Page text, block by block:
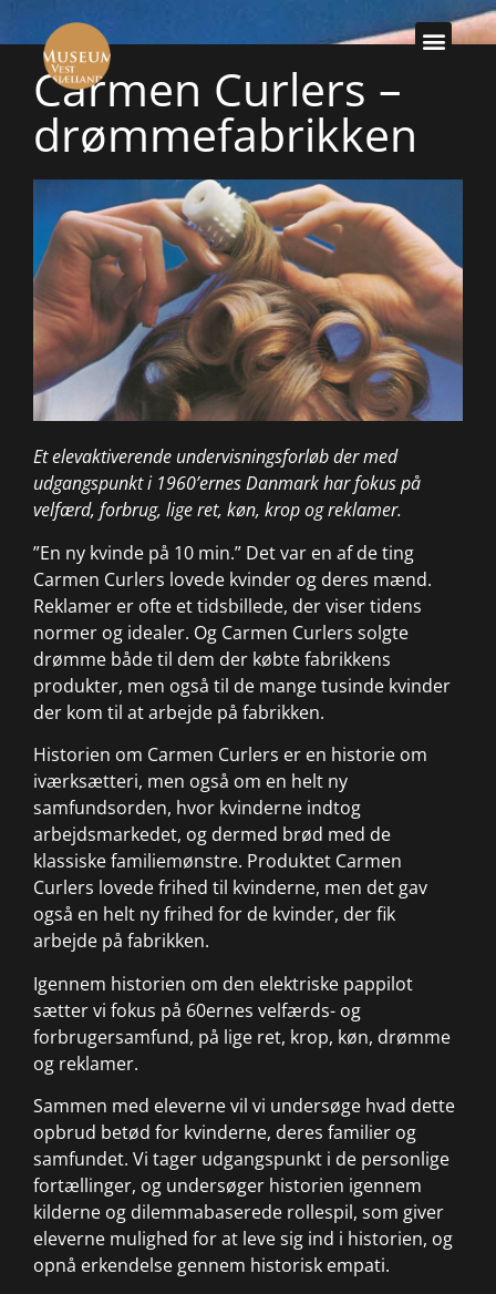
Carmen Curlers –
drømmefabrikken
Et elevaktiverende undervisningsforløb der med
udgangspunkt i 1960’ernes Danmark har fokus på
velfærd, forbrug, lige ret, køn, krop og reklamer.
”En ny kvinde på 10 min.” Det var en af de ting
Carmen Curlers lovede kvinder og deres mænd.
Reklamer er ofte et tidsbillede, der viser tidens
normer og idealer. Og Carmen Curlers solgte
drømme både til dem der købte fabrikkens
produkter, men også til de mange tusinde kvinder
der kom til at arbejde på fabrikken.
Historien om Carmen Curlers er en historie om
iværksætteri, men også om en helt ny
samfundsorden, hvor kvinderne indtog
arbejdsmarkedet, og dermed brød med de
klassiske familiemønstre. Produktet Carmen
Curlers lovede frihed til kvinderne, men det gav
også en helt ny frihed for de kvinder, der fik
arbejde på fabrikken.
Igennem historien om den elektriske pappilot
sætter vi fokus på 60ernes velfærds- og
forbrugersamfund, på lige ret, krop, køn, drømme
og reklamer.
Sammen med eleverne vil vi undersøge hvad dette
opbrud betød for kvinderne, deres familier og
samfundet. Vi tager udgangspunkt i de personlige
fortællinger, og undersøger historien igennem
kilderne og dilemmabaserede rollespil, som giver
eleverne mulighed for at leve sig ind i historien, og
opnå erkendelse gennem historisk empati.